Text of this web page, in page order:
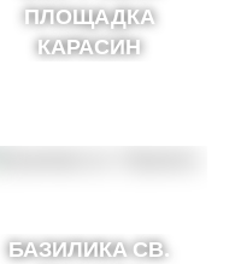
ПЛОЩАДКА
КАРАСИН
БАЗИЛИКА СВ.